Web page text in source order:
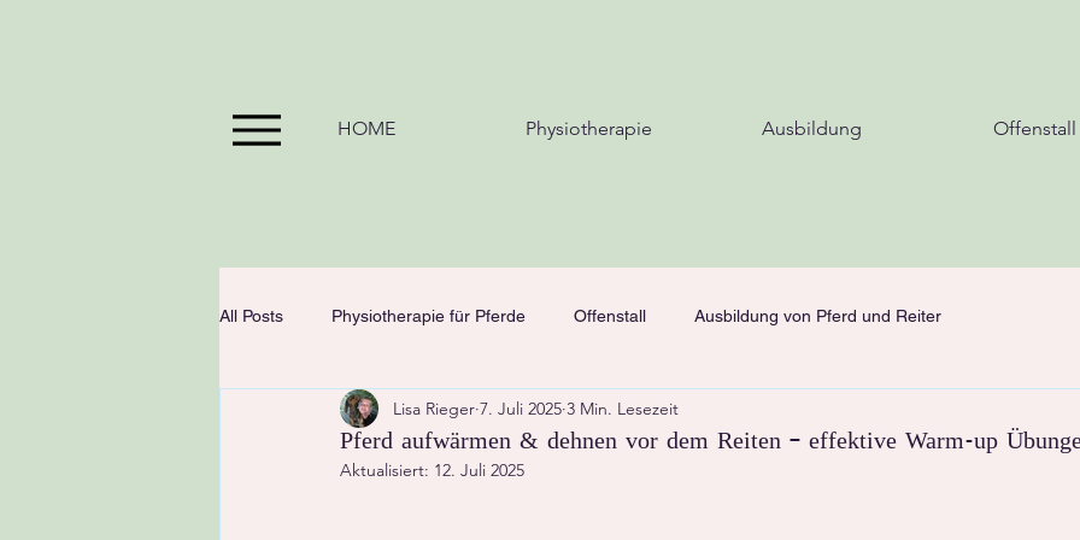
KOPF BIS HUF
LISA RIEGER
HOME Physiotherapie Ausbildung Offenstall
All Posts Physiotherapie für Pferde Offenstall Ausbildung von Pferd und Reiter
Pferd aufwärmen & dehnen vor dem Reiten – effektive Warm‑up
Lisa Rieger 7. Juli 2025 3 Min. Lesezeit
Aktualisiert: 12. Juli 2025